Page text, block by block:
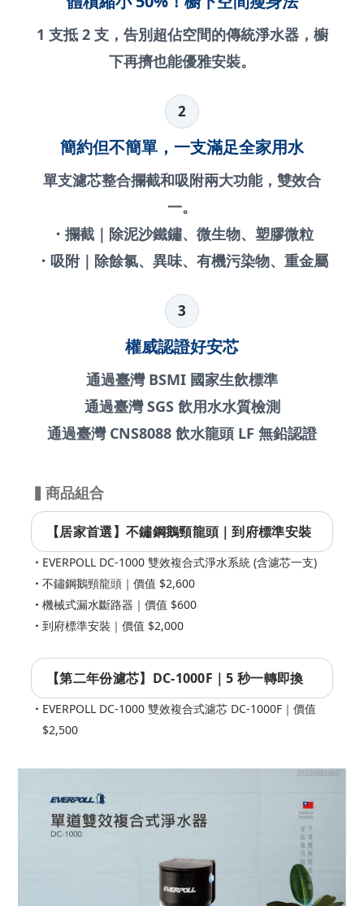
1 支抵 2 支，告別超佔空間的傳統淨水器，櫥
下再擠也能優雅安裝。
2
簡約但不簡單，一支滿足全家用水
單支濾芯整合攔截和吸附兩大功能，雙效合
一。
・攔截｜除泥沙鐵鏽、微生物、塑膠微粒
・吸附｜除餘氯、異味、有機污染物、重金屬
3
權威認證好安芯
通過臺灣 BSMI 國家生飲標準
通過臺灣 SGS 飲用水水質檢測
通過臺灣 CNS8088 飲水龍頭 LF 無鉛認證
▍商品組合
【居家首選】不鏽鋼鵝頸龍頭｜到府標準安裝
EVERPOLL DC-1000 雙效複合式淨水系統 (含濾芯一支)
不鏽鋼鵝頸龍頭｜價值 $2,600
機械式漏水斷路器｜價值 $600
到府標準安裝｜價值 $2,000
【第二年份濾芯】DC-1000F｜5 秒一轉即換
EVERPOLL DC-1000 雙效複合式濾芯 DC-1000F｜價值
$2,500